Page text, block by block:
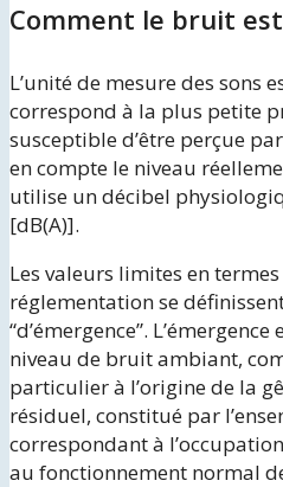
Comment le bruit
L’unité de mesure des sons
correspond à la plus petite
susceptible d’être perçue
en compte le niveau
utilise un décibel
[dB(A)].
Les valeurs limites en
réglementation se
“d’émergence”.
niveau de bruit ambiant,
particulier à l’origine de la
résiduel, constitué par
correspondant à
au fonctionnement normal